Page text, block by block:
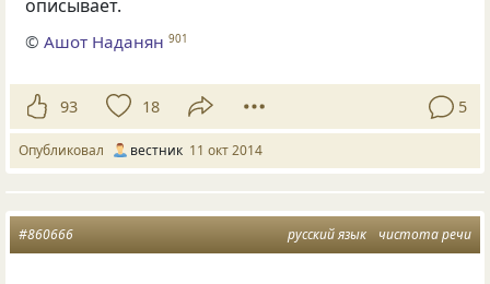
описывает.
©Ашот Наданян 901
93 18 5
Опубликовал вестник 11 окт 2014
русский язык чистота речи
#860666